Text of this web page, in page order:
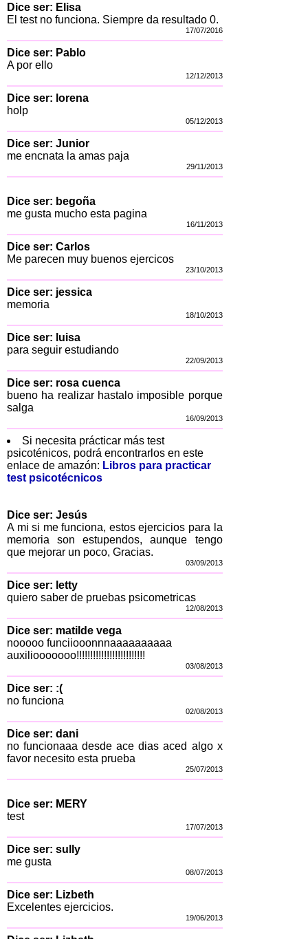
Dice ser: Elisa
El test no funciona. Siempre da resultado 0.
17/07/2016
Dice ser: Pablo
A por ello
12/12/2013
Dice ser: lorena
holp
05/12/2013
Dice ser: Junior
me encnata la amas paja
29/11/2013
Dice ser: begoña
me gusta mucho esta pagina
16/11/2013
Dice ser: Carlos
Me parecen muy buenos ejercicos
23/10/2013
Dice ser: jessica
memoria
18/10/2013
Dice ser: luisa
para seguir estudiando
22/09/2013
Dice ser: rosa cuenca
bueno ha realizar hastalo imposible porque
salga
16/09/2013
Si necesita prácticar más test
psicoténicos, podrá encontrarlos en este
enlace de amazón: Libros para practicar
test psicotécnicos
Dice ser: Jesús
A mi si me funciona, estos ejercicios para la
memoria son estupendos, aunque tengo
que mejorar un poco, Gracias.
03/09/2013
Dice ser: letty
quiero saber de pruebas psicometricas
12/08/2013
Dice ser: matilde vega
nooooo funciiooonnnaaaaaaaaaa
auxiliooooooo!!!!!!!!!!!!!!!!!!!!!!!!!
03/08/2013
Dice ser: :(
no funciona
02/08/2013
Dice ser: dani
no funcionaaa desde ace dias aced algo x
favor necesito esta prueba
25/07/2013
Dice ser: MERY
test
17/07/2013
Dice ser: sully
me gusta
08/07/2013
Dice ser: Lizbeth
Excelentes ejercicios.
19/06/2013